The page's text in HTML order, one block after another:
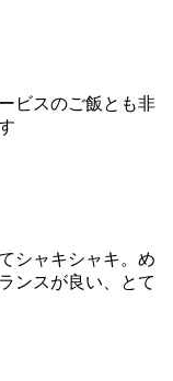
ビスのご飯とも非
シャキシャキ。め
ンスが良い、とて